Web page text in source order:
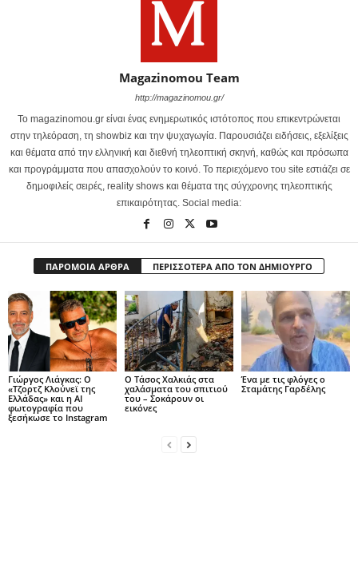
Magazinomou Team
http://magazinomou.gr/
Το magazinomou.gr είναι ένας ενημερωτικός ιστότοπος που επικεντρώνεται
στην τηλεόραση, τη showbiz και την ψυχαγωγία. Παρουσιάζει ειδήσεις, εξελίξεις
και θέματα από την ελληνική και διεθνή τηλεοπτική σκηνή, καθώς και πρόσωπα
και προγράμματα που απασχολούν το κοινό. Το περιεχόμενο του site εστιάζει σε
δημοφιλείς σειρές, reality shows και θέματα της σύγχρονης τηλεοπτικής
επικαιρότητας. Social media:
ΠΑΡΟΜΟΙΑ ΑΡΘΡΑ ΠΕΡΙΣΣΟΤΕΡΑ ΑΠΟ ΤΟΝ ΔΗΜΙΟΥΡΓΟ
Γιώργος Λιάγκας: Ο
«Τζορτζ Κλούνεϊ της
Ελλάδας» και η AI
φωτογραφία που
ξεσήκωσε το Instagram
Ο Τάσος Χαλκιάς στα
χαλάσματα του σπιτιού
του – Σοκάρουν οι
εικόνες
Ένα με τις φλόγες ο
Σταμάτης Γαρδέλης